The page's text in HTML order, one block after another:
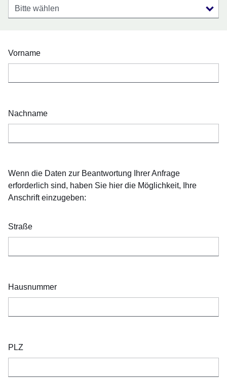
Anrede
Vorname
Nachname
Wenn die Daten zur Beantwortung Ihrer Anfrage
erforderlich sind, haben Sie hier die Möglichkeit, Ihre
Anschrift einzugeben:
Straße
Hausnummer
PLZ